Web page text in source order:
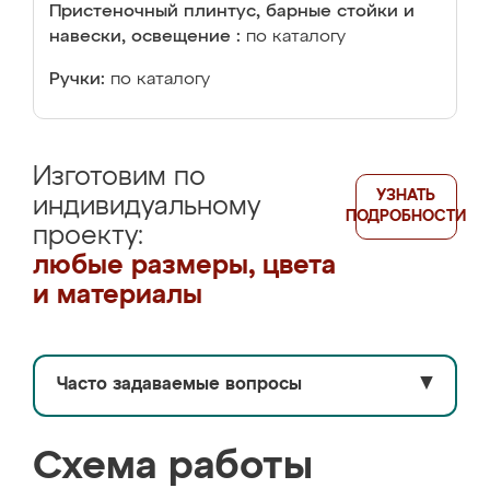
Пристеночный плинтус, барные стойки и
навески, освещение : по каталогу
Ручки: по каталогу
Изготовим по
индивидуальному
проекту:
любые размеры, цвета
и материалы
УЗНАТЬ
ПОДРОБНОСТИ
Часто задаваемые вопросы ▼
Схема работы